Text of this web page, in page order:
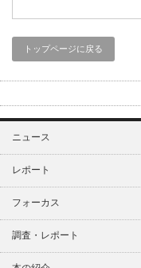
トップページに戻る
ニュース
レポート
フォーカス
調査・レポート